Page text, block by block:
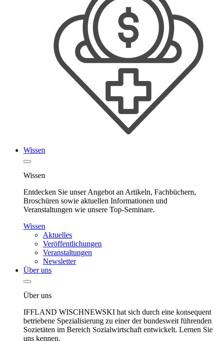
Wissen
Wissen
Entdecken Sie unser Angebot an Artikeln, Fachbüchern,
Broschüren sowie aktuellen Informationen und
Veranstaltungen wie unsere Top-Seminare.
Wissen
Aktuelles
Veröffentlichungen
Veranstaltungen
Newsletter
Über uns
Über uns
IFFLAND WISCHNEWSKI hat sich durch eine konsequent
betriebene Spezialisierung zu einer der bundesweit führenden
Sozietäten im Bereich Sozialwirtschaft entwickelt. Lernen Sie
uns kennen.